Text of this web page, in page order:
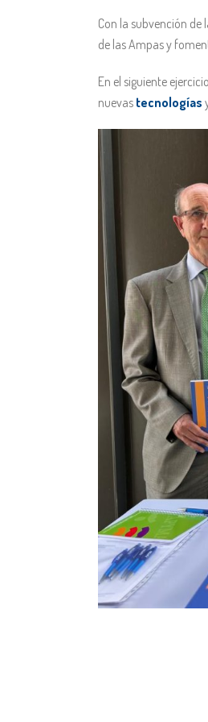
Con la subvención
de las Ampas y
En el siguiente
nuevas tecnologías